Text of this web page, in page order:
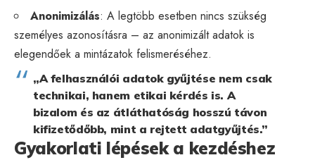
Anonimizálás: A legtöbb esetben nincs szükség
személyes azonosításra – az anonimizált adatok is
elegendőek a mintázatok felismeréséhez.
„A felhasználói adatok gyűjtése nem csak
technikai, hanem etikai kérdés is. A
bizalom és az átláthatóság hosszú távon
kifizetődőbb, mint a rejtett adatgyűjtés.”
Gyakorlati lépések a kezdéshez